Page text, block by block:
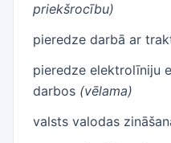
priekšrocību)
pieredze darbā ar
pieredze elektrolīniju
darbos (vēlama)
valsts valodas